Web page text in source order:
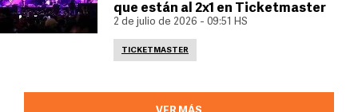
que están al 2x1 en Ticketmaster
2 de julio de 2026 - 09:51 HS
TICKETMASTER